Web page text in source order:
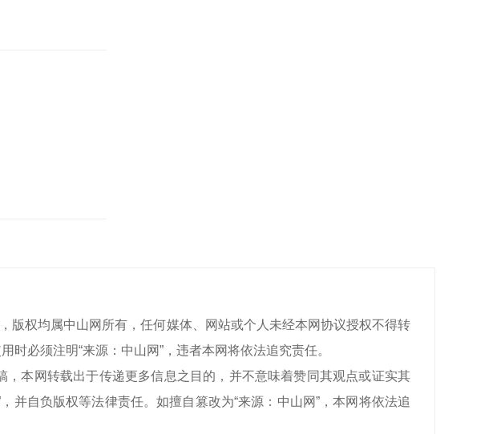
版权均属中山网所有，任何媒体、网站或个人未经本网协议授权不得转
必须注明“来源：中山网”，违者本网将依法追究责任。
，本网转载出于传递更多信息之目的，并不意味着赞同其观点或证实其
并自负版权等法律责任。如擅自篡改为“来源：中山网”，本网将依法追